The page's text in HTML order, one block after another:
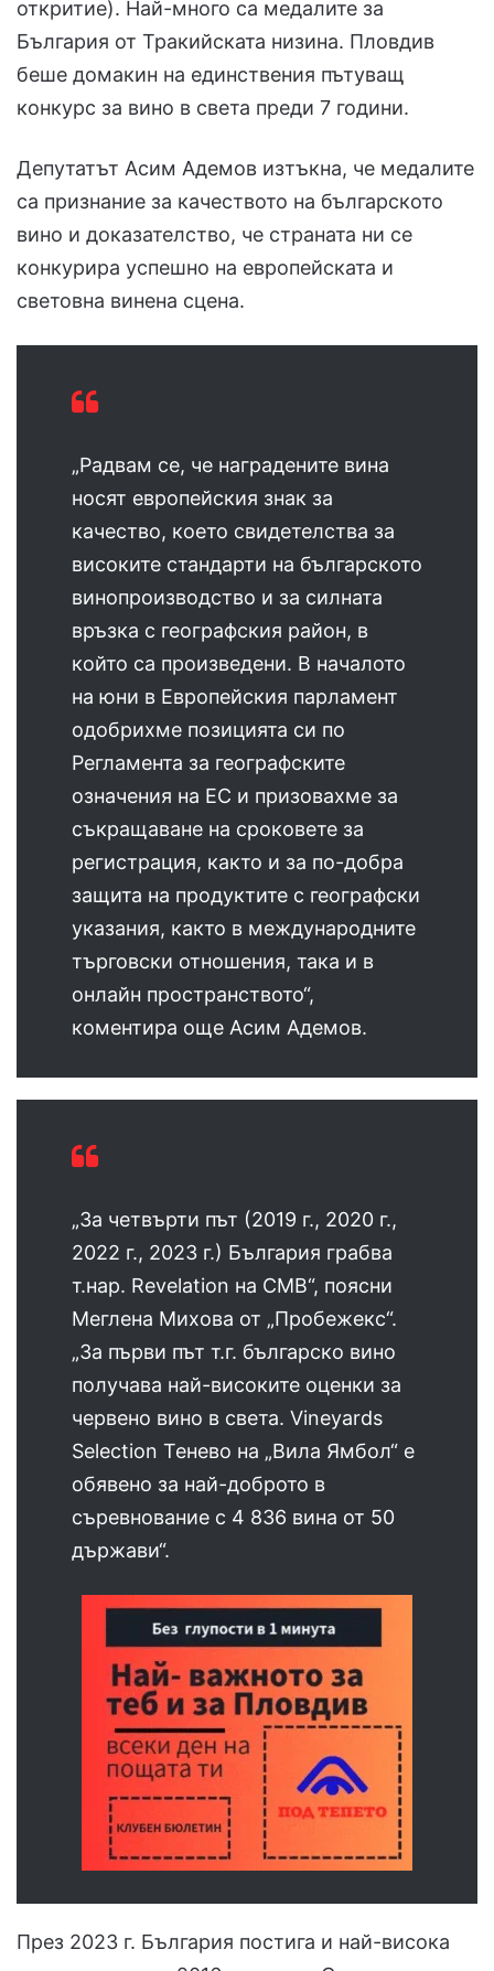
откритие). Най-много са медалите за
България от Тракийската низина. Пловдив
беше домакин на единствения пътуващ
конкурс за вино в света преди 7 години.
Депутатът Асим Адемов изтъкна, че медалите
са признание за качеството на българското
вино и доказателство, че страната ни се
конкурира успешно на европейската и
световна винена сцена.
„Радвам се, че наградените вина
носят европейския знак за
качество, което свидетелства за
високите стандарти на българското
винопроизводство и за силната
връзка с географския район, в
който са произведени. В началото
на юни в Европейския парламент
одобрихме позицията си по
Регламента за географските
означения на ЕС и призовахме за
съкращаване на сроковете за
регистрация, както и за по-добра
защита на продуктите с географски
указания, както в международните
търговски отношения, така и в
онлайн пространството“,
коментира още Асим Адемов.
„За четвърти път (2019 г., 2020 г.,
2022 г., 2023 г.) България грабва
т.нар. Revelation на СМВ“, поясни
Меглена Михова от „Пробежекс“.
„За първи път т.г. българско вино
получава най-високите оценки за
червено вино в света. Vineyards
Selection Тенево на „Вила Ямбол“ е
обявено за най-доброто в
съревнование с 4 836 вина от 50
държави“.
През 2023 г. България постига и най-висока